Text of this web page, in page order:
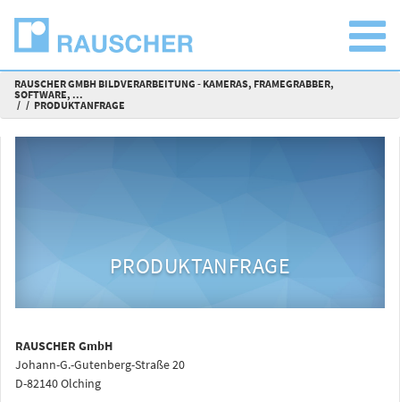
RAUSCHER GMBH BILDVERARBEITUNG - KAMERAS, FRAMEGRABBER,
SOFTWARE, ...
PRODUKTANFRAGE
PRODUKTANFRAGE
RAUSCHER GmbH
Johann-G.-Gutenberg-Straße 20
D-82140 Olching